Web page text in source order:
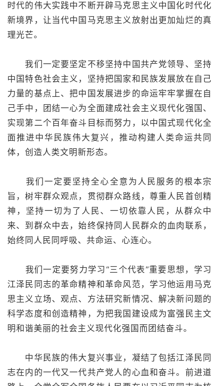
时代的伟大实践中不断开辟马克思主义中国化时代化
新境界，让当代中国马克思主义放射出更加灿烂的真
理光芒。
我们一定要坚定不移坚持中国共产党领导、坚持
中国特色社会主义，坚持把国家和民族发展放在自己
力量的基点上、把中国发展进步的命运牢牢掌握在自
己手中，团结一心为全面建成社会主义现代化强国、
实现第二个百年奋斗目标而努力，以中国式现代化全
面推进中华民族伟大复兴，推动构建人类命运共同
体，创造人类文明新形态。
我们一定要坚持全心全意为人民服务的根本宗
旨，树牢群众观点，贯彻群众路线，尊重人民首创精
神，坚持一切为了人民、一切依靠人民，从群众中
来、到群众中去，始终保持同人民群众的血肉联系，
始终同人民同呼吸、共命运、心连心。
我们一定要努力学习“三个代表”重要思想，学习
江泽民同志的革命精神和革命风范，学习他运用马克
思主义立场、观点、方法研究新情况、解决新问题的
科学态度和创造精神，为把我国建设成为富强民主文
明和谐美丽的社会主义现代化强国而团结奋斗。
中华民族的伟大复兴事业，凝结了包括江泽民同
志在内的一代又一代共产党人的心血和奋斗。前进道